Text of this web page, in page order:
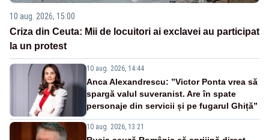
10 aug. 2026, 15:00
Criza din Ceuta: Mii de locuitori ai exclavei au participat
la un protest
10 aug. 2026, 14:44
Anca Alexandrescu: ”Victor Ponta vrea să
spargă valul suveranist. Are în spate
personaje din servicii și pe fugarul Ghiță”
10 aug. 2026, 13:21